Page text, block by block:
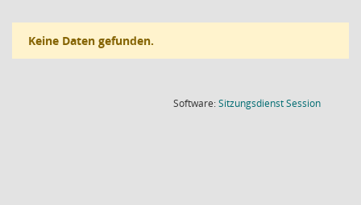
Keine Daten gefunden.
Software:SitzungsdienstSession(Wird in